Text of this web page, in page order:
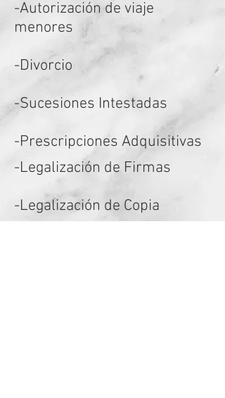
-Autorización de viaje
menores
-Divorcio
-Sucesiones Intestadas
-Prescripciones Adquisitivas
-Legalización de Firmas
-Legalización de Copia